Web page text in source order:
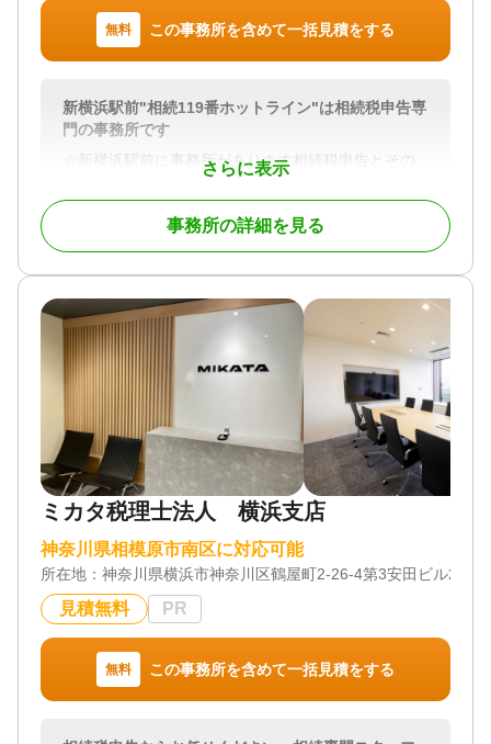
可 / 初回相談無料 / オンライン面談可 / 事務所面談可
無料 この事務所を含めて一括見積をする
さらに表示
新横浜駅前"相続119番ホットライン"は相続税申告専
門の事務所です
☆新横浜駅前に事務所があります相続税申告とその
周辺業務に特化した資産税専門の事務所です。
☆顧問先を多数持つ一般の事務所と違い、一般業務
と併用で相続税申告をしていませんので、業務が効
率化されており、スピーディーな申告を行っていま
すので、土地評価の見立てだけでなく、金融・保険
の実務知識が豊富です。
☆申告期限が迫っている申告にも頼りになる事務所
です。
☆仕事が忙しい方には土日や夜間の面談行っていま
すし、webによるオンライン打ち合わせもしていま
す。
☆税務調査対策に有効といわれている書面添付制度
による申告を行っていますし、複数の申告プランが
ありますので、ご要望に沿った申告ができます。
接続しますので、より一層便利になります。
☆事務所設立の趣旨に鑑み相続人間での係争案件は
お取り扱いしていません。
対応地域
神奈川県内
事務所の詳細を見る
ミカタ税理士法人 横浜支店
神奈川県相模原市南区に対応可能
所在地： 神奈川県横浜市神奈川区鶴屋町2-26-4第3安田ビル2F
見積無料 PR
無料 この事務所を含めて一括見積をする